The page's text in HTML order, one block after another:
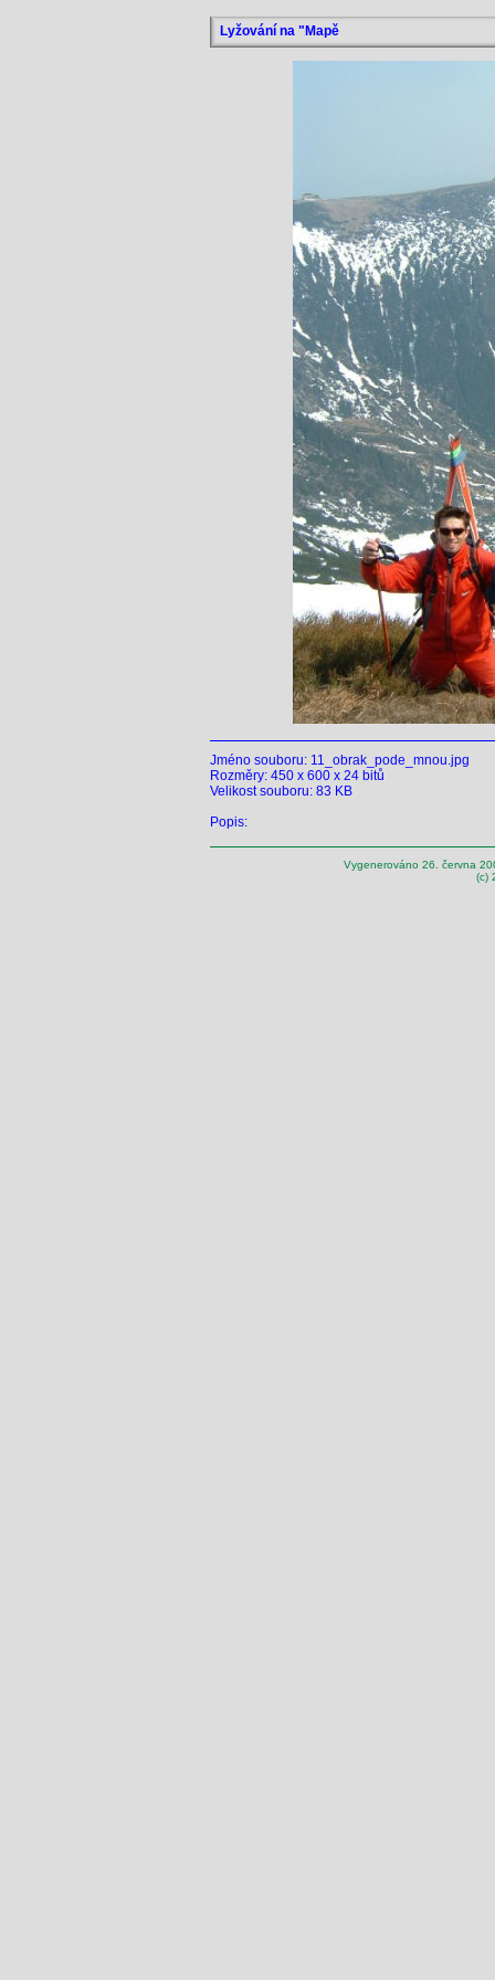
Lyžování na "Mapě
Jméno souboru: 11_obrak_pode_mnou.jpg
Rozměry: 450 x 600 x 24 bitů
Velikost souboru: 83 KB
Popis:
Vygenerováno 26. června
(c)